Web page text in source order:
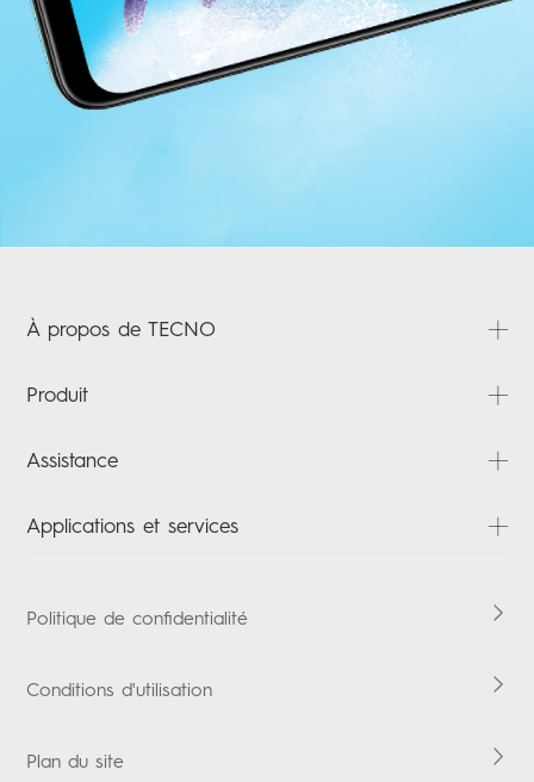
À propos de TECNO
Contactez-nous
Produit
POVA
Accessories
Assistance
Vérification de la garantie
Applications et services
Boomplay Music
Politique de confidentialité
Conditions d'utilisation
Plan du site